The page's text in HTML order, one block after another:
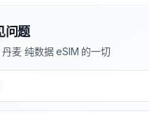
问题
丹麦 纯数据 eSIM 的一切